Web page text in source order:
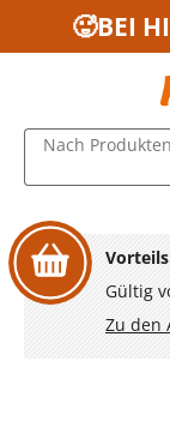
Zum
Zur Navigation
Zur Suche
🥵BEI
Nach
Gültig
Zu den